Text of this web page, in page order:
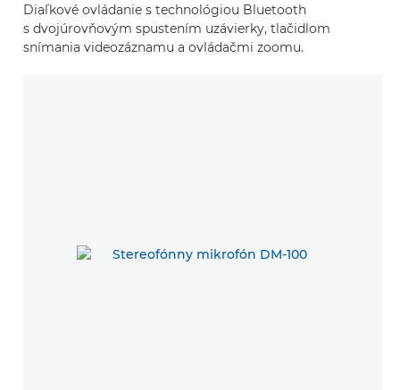
Diaľkové ovládanie s technológiou Bluetooth
s dvojúrovňovým spustením uzávierky, tlačidlom
snímania videozáznamu a ovládačmi zoomu.